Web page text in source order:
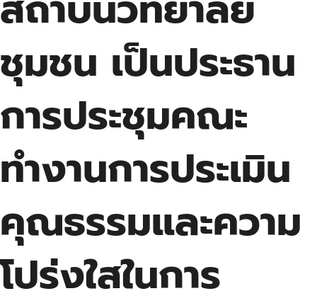
ชุมชน เป็นประธาน
การประชุมคณะ
ทำงานการประเมิน
คุณธรรมและความ
โปร่งใสในการ